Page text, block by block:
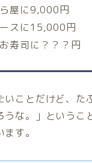
屋に9,000円
スに15,000円
寿司に？？？円
いことだけど、た
うな。」というこ
す。